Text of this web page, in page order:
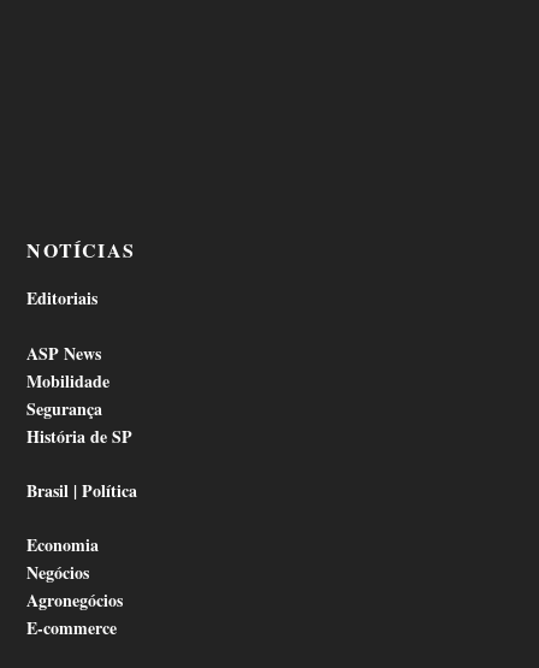
NOTÍCIAS
Editoriais
ASP News
Mobilidade
Segurança
História de SP
Brasil | Política
Economia
Negócios
Agronegócios
E-commerce